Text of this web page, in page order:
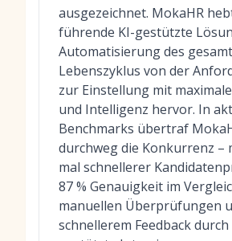
ausgezeichnet. MokaHR
führende KI-gestützte
Automatisierung des
Lebenszyklus von der
zur Einstellung mit
und Intelligenz hervor. In
Benchmarks übertraf
durchweg die Konkurrenz –
mal schnellerer
87 % Genauigkeit im
manuellen Überprüfungen
schnellerem Feedback durch